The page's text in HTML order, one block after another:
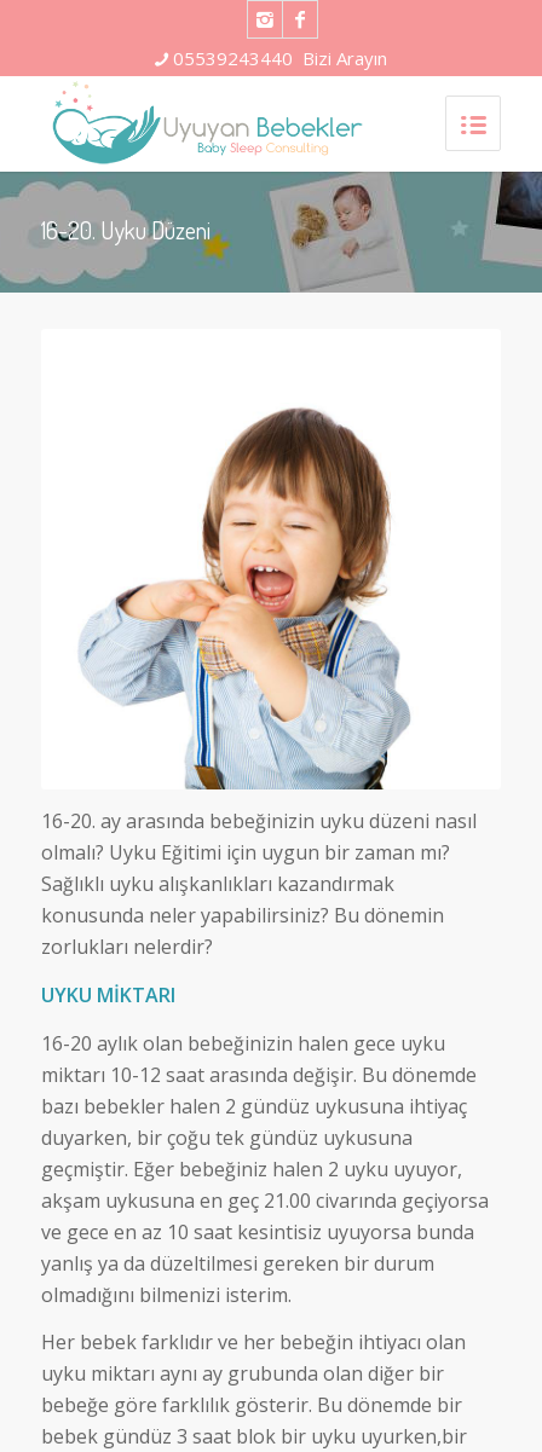
05539243440 Bizi Arayın
16-20. Uyku Düzeni
16-20. ay arasında bebeğinizin uyku düzeni nasıl
olmalı? Uyku Eğitimi için uygun bir zaman mı?
Sağlıklı uyku alışkanlıkları kazandırmak
konusunda neler yapabilirsiniz? Bu dönemin
zorlukları nelerdir?
UYKU MİKTARI
16-20 aylık olan bebeğinizin halen gece uyku
miktarı 10-12 saat arasında değişir. Bu dönemde
bazı bebekler halen 2 gündüz uykusuna ihtiyaç
duyarken, bir çoğu tek gündüz uykusuna
geçmiştir. Eğer bebeğiniz halen 2 uyku uyuyor,
akşam uykusuna en geç 21.00 civarında geçiyorsa
ve gece en az 10 saat kesintisiz uyuyorsa bunda
yanlış ya da düzeltilmesi gereken bir durum
olmadığını bilmenizi isterim.
Her bebek farklıdır ve her bebeğin ihtiyacı olan
uyku miktarı aynı ay grubunda olan diğer bir
bebeğe göre farklılık gösterir. Bu dönemde bir
bebek gündüz 3 saat blok bir uyku uyurken,bir